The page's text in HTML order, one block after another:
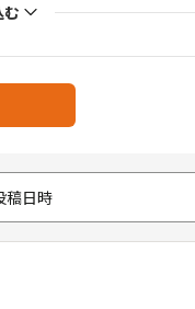
稿日時